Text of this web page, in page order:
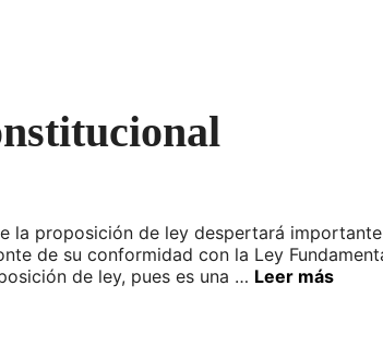
la proposición de ley despertará
de su conformidad con la Ley
de ley, pues es una … Leer más